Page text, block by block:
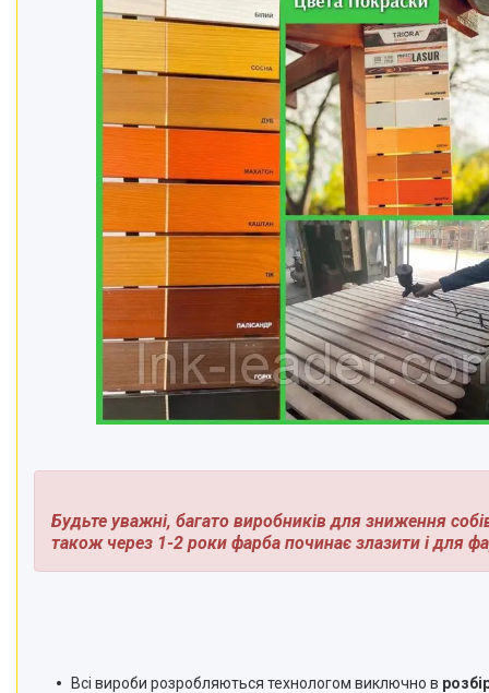
Будьте уважні, багато виробників для зниження
також через 1-2 роки фарба починає злазити і для
Всі вироби розробляються технологом виключно в